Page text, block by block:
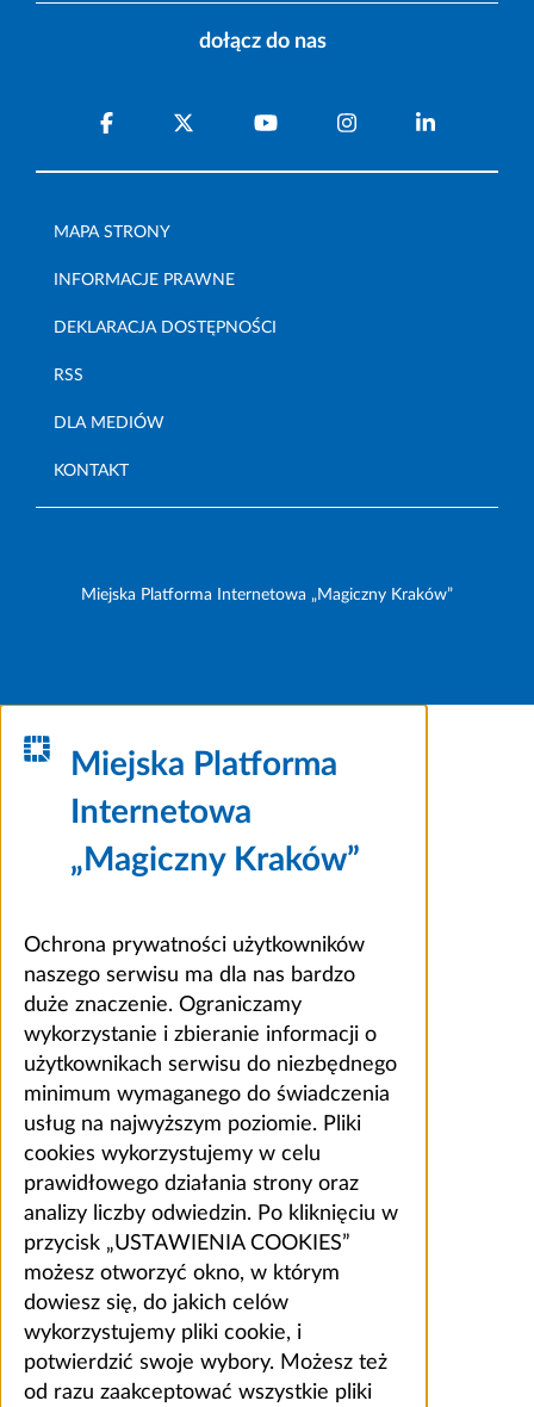
dołącz do nas
MAPA STRONY
INFORMACJE PRAWNE
DEKLARACJA DOSTĘPNOŚCI
RSS
DLA MEDIÓW
KONTAKT
Miejska Platforma Internetowa „Magiczny Kraków”
Miejska Platforma
Internetowa
„Magiczny Kraków”
Ochrona prywatności użytkowników
naszego serwisu ma dla nas bardzo
duże znaczenie. Ograniczamy
wykorzystanie i zbieranie informacji o
użytkownikach serwisu do niezbędnego
minimum wymaganego do świadczenia
usług na najwyższym poziomie. Pliki
cookies wykorzystujemy w celu
prawidłowego działania strony oraz
analizy liczby odwiedzin. Po kliknięciu w
przycisk „USTAWIENIA COOKIES”
możesz otworzyć okno, w którym
dowiesz się, do jakich celów
wykorzystujemy pliki cookie, i
potwierdzić swoje wybory. Możesz też
od razu zaakceptować wszystkie pliki